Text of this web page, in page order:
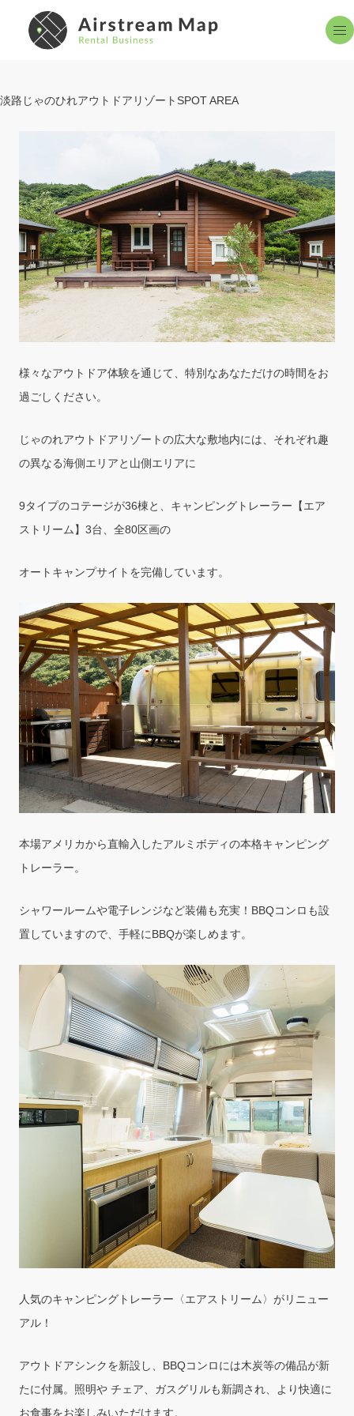
About Spot Area
News
掲載申し込み
Reception
設置までの流れ
Flow
お問い合わせ
Contact Us
淡路じゃのひれアウトドアリゾート
様々なアウトドア体験を通じて、特別なあなただけの時間をお
過ごしください。
じゃのれアウトドアリゾートの広大な敷地内には、それぞれ趣
の異なる海側エリアと山側エリアに
9タイプのコテージが36棟と、キャンピングトレーラー【エア
ストリーム】3台、全80区画の
オートキャンプサイトを完備しています。
本場アメリカから直輸入したアルミボディの本格キャンピング
トレーラー。
シャワールームや電子レンジなど装備も充実！BBQコンロも設
置していますので、手軽にBBQが楽しめます。
人気のキャンピングトレーラー〈エアストリーム〉がリニュー
アル！
アウトドアシンクを新設し、BBQコンロには木炭等の備品が新
たに付属。照明や チェア、ガスグリルも新調され、より快適に
お食事をお楽しみいただけます。